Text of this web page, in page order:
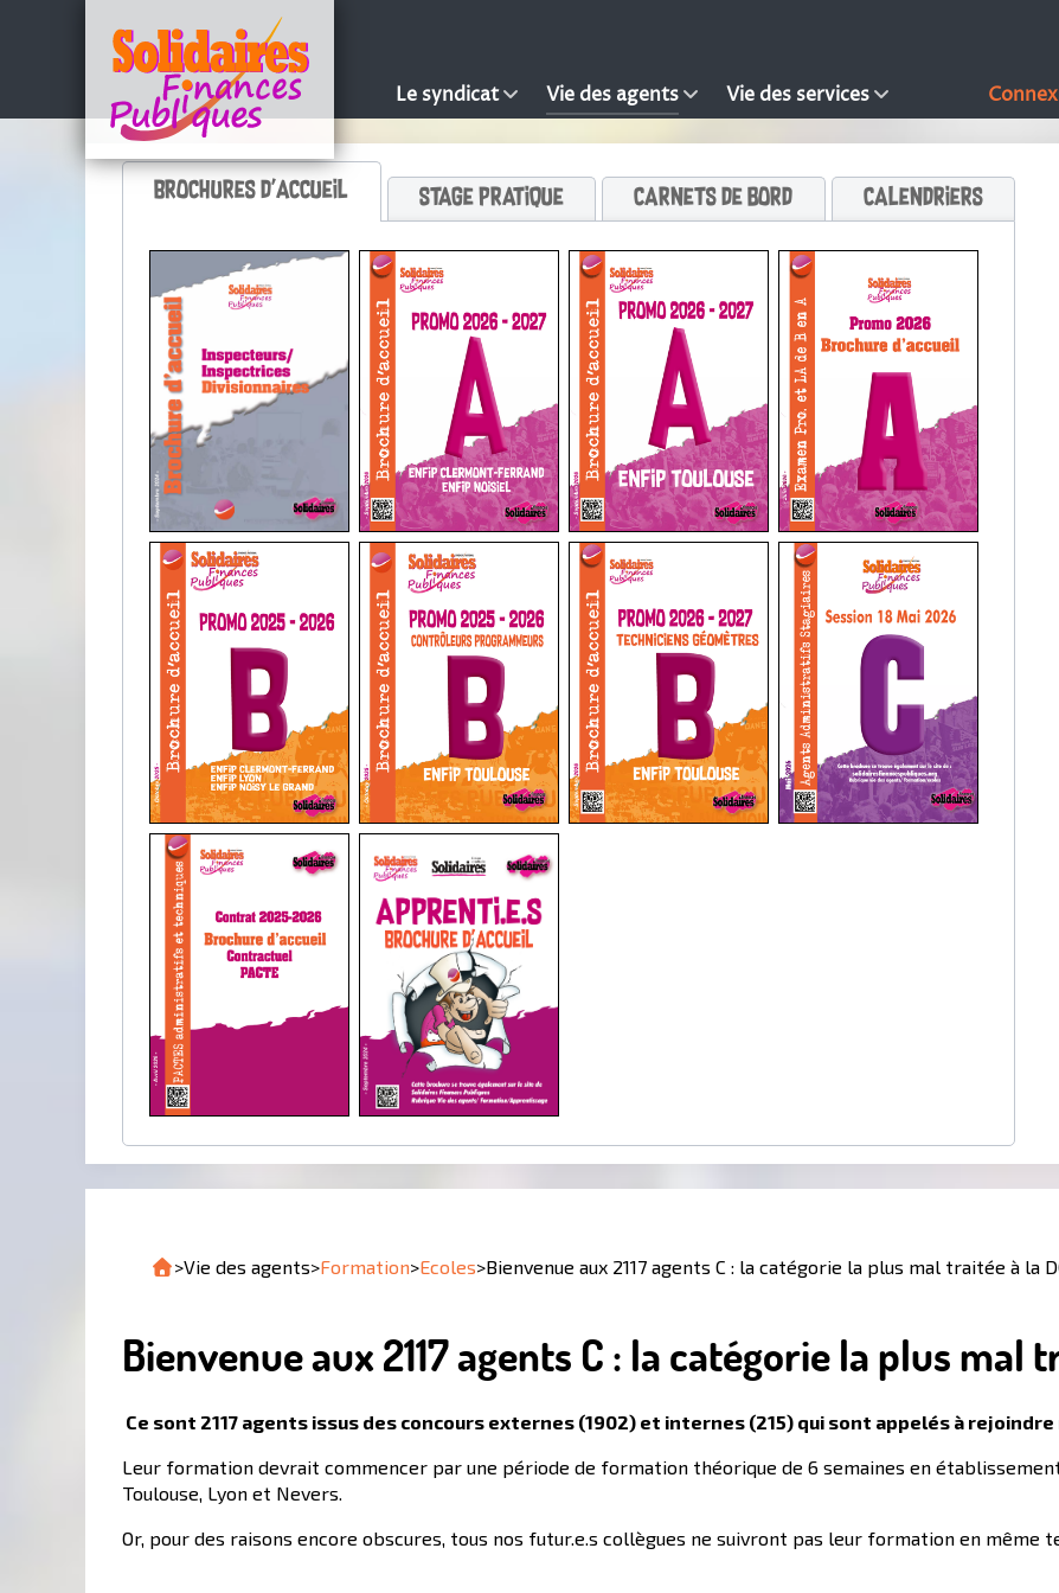
Le syndicat Vie des agents Vie des services
Brochures d'accueil Stage pratique Carnets de bord Calendriers
>Vie des agents>Formation>Ecoles>Bienvenue aux 2117 agents C : la catégorie la plus mal traitée à la
Bienvenue aux 2117 agents C : la catégorie la plus mal
Ce sont 2117 agents issus des concours externes (1902) et internes (215) qui sont appelés à
Leur formation devrait commencer par une période de formation théorique de 6 semaines en
Toulouse, Lyon et Nevers.
Or, pour des raisons encore obscures, tous nos futur.e.s collègues ne suivront pas leur formation en même